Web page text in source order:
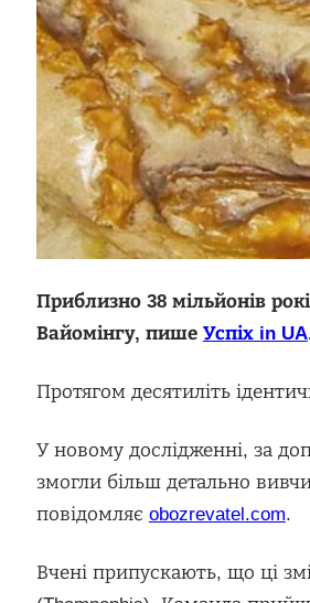
Приблизно 38 мільйонів
Вайомінгу, пише Успіх in UA
Протягом десятиліть
У новому дослідженні, за
змогли більш детально
повідомляє obozrevatel.com.
Вчені припускають, що ці